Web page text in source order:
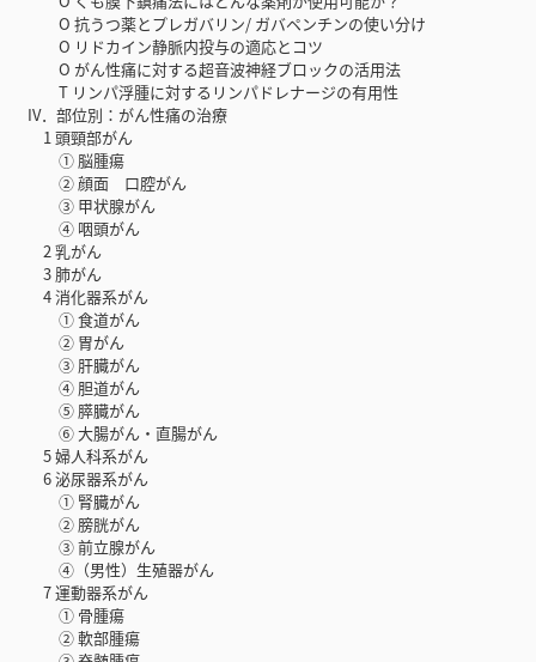
O 抗うつ薬とプレガバリン/ ガバペンチンの使い分け
O リドカイン静脈内投与の適応とコツ
O がん性痛に対する超音波神経ブロックの活用法
T リンパ浮腫に対するリンパドレナージの有用性
IV．部位別：がん性痛の治療
1 頭頸部がん
① 脳腫瘍
② 顔面 口腔がん
③ 甲状腺がん
④ 咽頭がん
2 乳がん
3 肺がん
4 消化器系がん
① 食道がん
② 胃がん
③ 肝臓がん
④ 胆道がん
⑤ 膵臓がん
⑥ 大腸がん・直腸がん
5 婦人科系がん
6 泌尿器系がん
① 腎臓がん
② 膀胱がん
③ 前立腺がん
④（男性）生殖器がん
7 運動器系がん
① 骨腫瘍
② 軟部腫瘍